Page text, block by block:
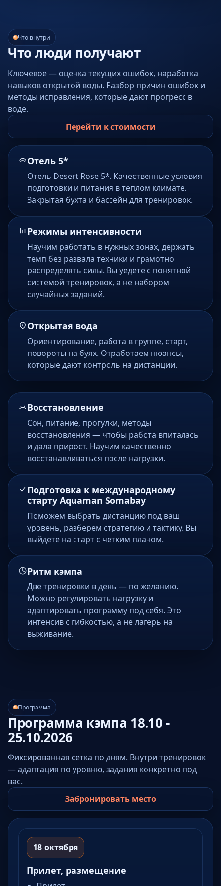
Что внутри
Что люди получают
Ключевое — оценка текущих ошибок, наработка
навыков открытой воды. Разбор причин ошибок и
методы исправления, которые дают прогресс в
воде.
Перейти к стоимости
Отель 5*
Отель Desert Rose 5*. Качественные условия
подготовки и питания в теплом климате.
Закрытая бухта и бассейн для тренировок.
Режимы интенсивности
Научим работать в нужных зонах, держать
темп без развала техники и грамотно
распределять силы. Вы уедете с понятной
системой тренировок, а не набором
случайных заданий.
Открытая вода
Ориентирование, работа в группе, старт,
повороты на буях. Отработаем нюансы,
которые дают контроль на дистанции.
Восстановление
Сон, питание, прогулки, методы
восстановления — чтобы работа впиталась
и дала прирост. Научим качественно
восстанавливаться после нагрузки.
Подготовка к международному
старту Aquaman Somabay
Поможем выбрать дистанцию под ваш
уровень, разберем стратегию и тактику. Вы
выйдете на старт с четким планом.
Ритм кэмпа
Две тренировки в день — по желанию.
Можно регулировать нагрузку и
адаптировать программу под себя. Это
интенсив с гибкостью, а не лагерь на
выживание.
Программа
Программа кэмпа 18.10 -
25.10.2026
Фиксированная сетка по дням. Внутри тренировок
— адаптация по уровню, задания конкретно под
вас.
Забронировать место
18 октября
Прилет, размещение